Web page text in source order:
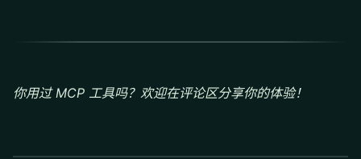
你用过 MCP 工具吗？欢迎在评论区分享你的体验！